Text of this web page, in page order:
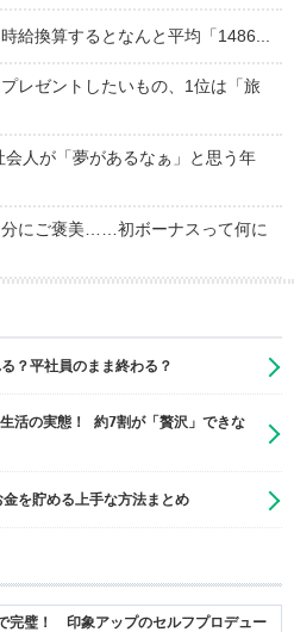
給換算するとなんと平均「1486...
レゼントしたいもの、1位は「旅
人が「夢があるなぁ」と思う年
にご褒美……初ボーナスって何に
？平社員のまま終わる？
活の実態！ 約7割が「贅沢」できな
を貯める上手な方法まとめ
完璧！ 印象アップのセルフプロデュー